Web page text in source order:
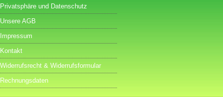
Privatsphäre und Datenschutz
Unsere AGB
Impressum
Kontakt
Widerrufsrecht & Widerrufsformular
Rechnungsdaten